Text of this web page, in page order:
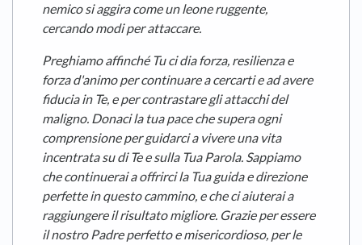
nemico si aggira come un leone ruggente,
cercando modi per attaccare.
Preghiamo affinché Tu ci dia forza, resilienza e
forza d'animo per continuare a cercarti e ad avere
fiducia in Te, e per contrastare gli attacchi del
maligno. Donaci la tua pace che supera ogni
comprensione per guidarci a vivere una vita
incentrata su di Te e sulla Tua Parola. Sappiamo
che continuerai a offrirci la Tua guida e direzione
perfette in questo cammino, e che ci aiuterai a
raggiungere il risultato migliore. Grazie per essere
il nostro Padre perfetto e misericordioso, per le